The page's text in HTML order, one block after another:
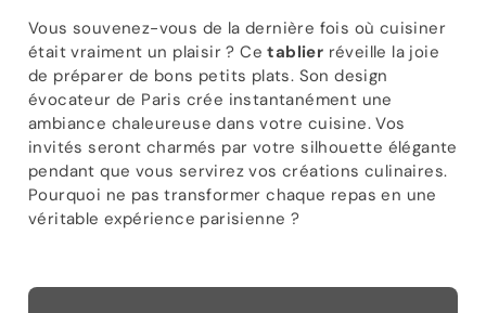
Vous souvenez-vous de la dernière fois où cuisiner
était vraiment un plaisir ? Cetablier réveille la joie
de préparer de bons petits plats. Son design
évocateur de Paris crée instantanément une
ambiance chaleureuse dans votre cuisine. Vos
invités seront charmés par votre silhouette élégante
pendant que vous servirez vos créations culinaires.
Pourquoi ne pas transformer chaque repas en une
véritable expérience parisienne ?